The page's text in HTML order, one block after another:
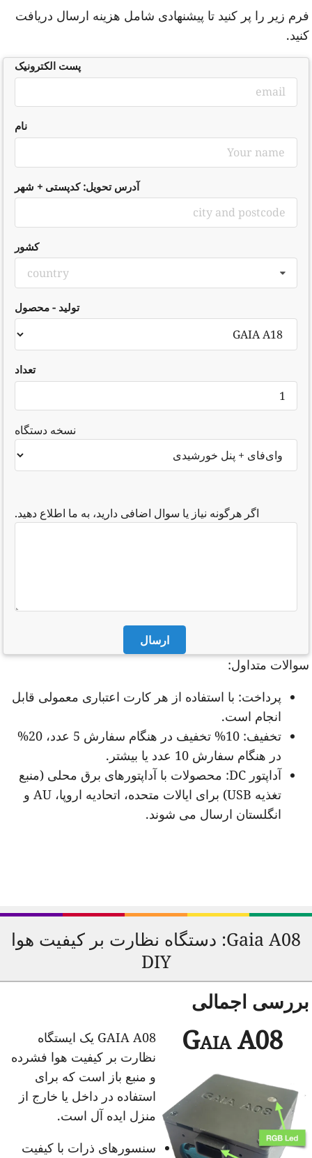
زیر را پر کنید تا پیشنهادی شامل هزینه ارسال دریافت
پست الکترونیک
نام
آدرس تحویل: کدپستی + شهر
کشور
country
تولید - محصول
تعداد
نسخه دستگاه
اگر هرگونه نیاز یا سوال اضافی دارید، به ما اطلاع دهید.
ارسال
متداول:
پرداخت: با استفاده از هر کارت اعتباری معمولی قابل
انجام است.
تخفیف: 10% تخفیف در هنگام سفارش 5 عدد، 20%
در هنگام سفارش 10 عدد یا بیشتر.
آداپتور DC: محصولات با آداپتورهای برق محلی (منبع
تغذیه USB) برای ایالات متحده، اتحادیه اروپا، AU و
انگلستان ارسال می شوند.
Gaia A08: دستگاه نظارت بر کیفیت هوا
DIY
اجمالی
Gaia A08
GAIA A08 یک ایستگاه
نظارت بر کیفیت هوا فشرده
و منبع باز است که برای
استفاده در داخل یا خارج از
منزل ایده آل است.
سنسورهای ذرات با کیفیت